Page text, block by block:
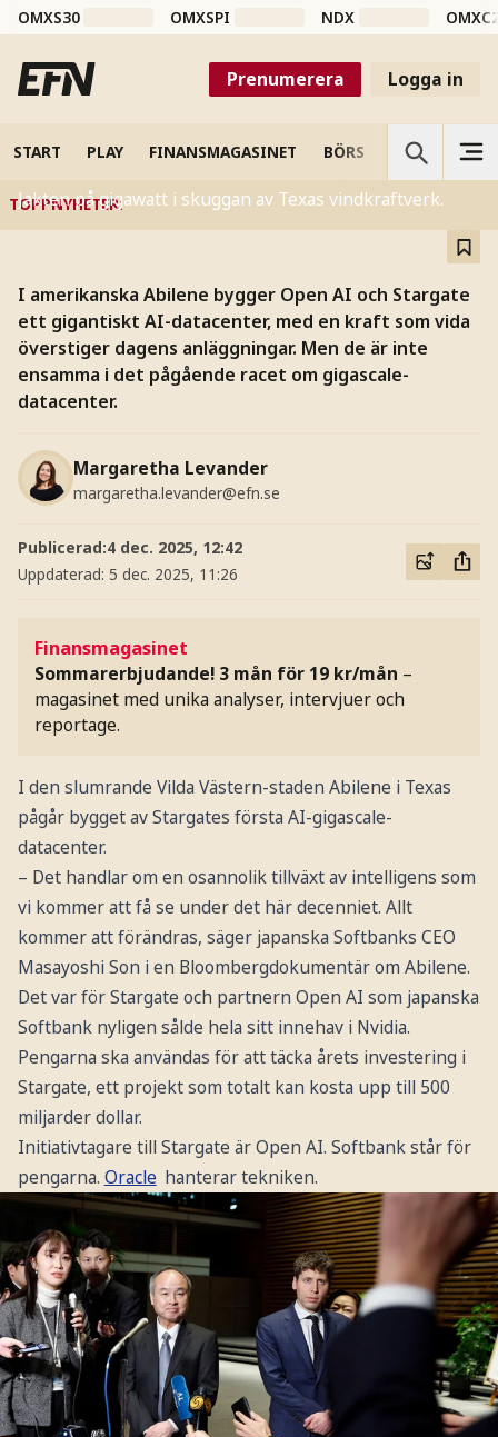
OMXS30 OMXSPI NDX
Prenumerera Logga in
START PLAY FINANSMAGASINET BÖRS VETENSKAP
TOPPNYHETER:
AI
Open AI:s satsning kräver
mer el än staten kan
leverera
Jakten på gigawatt i skuggan av Texas vindkraftverk.
I amerikanska Abilene bygger Open AI och Stargate
ett gigantiskt AI-datacenter, med en kraft som vida
överstiger dagens anläggningar. Men de är inte
ensamma i det pågående racet om gigascale-
datacenter.
Margaretha Levander
margaretha.levander@efn.se
Publicerad:4 dec. 2025, 12:42
Uppdaterad: 5 dec. 2025, 11:26
Finansmagasinet
Sommarerbjudande! 3 mån för 19 kr/mån –
magasinet med unika analyser, intervjuer och
reportage.
I den slumrande Vilda Västern-staden Abilene i Texas
pågår bygget av Stargates första AI-gigascale-
datacenter.
– Det handlar om en osannolik tillväxt av intelligens som
vi kommer att få se under det här decenniet. Allt
kommer att förändras, säger japanska Softbanks CEO
Masayoshi Son i en Bloombergdokumentär om Abilene.
Det var för Stargate och partnern Open AI som japanska
Softbank nyligen sålde hela sitt innehav i Nvidia.
Pengarna ska användas för att täcka årets investering i
Stargate, ett projekt som totalt kan kosta upp till 500
miljarder dollar.
Initiativtagare till Stargate är Open AI. Softbank står för
pengarna. Oracle hanterar tekniken.